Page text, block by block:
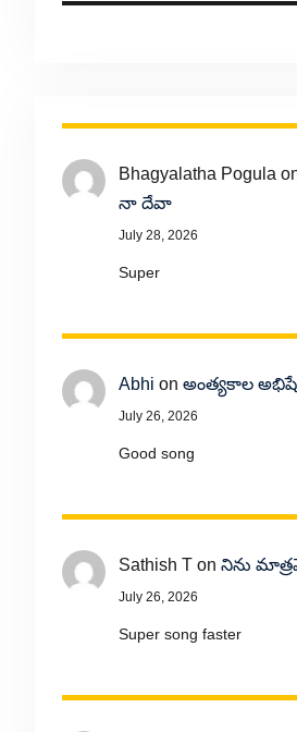
Bhagyalatha Pogula
నా దేవా
July 28, 2026
Super
Abhi on అంత్యకాల
July 26, 2026
Good song
Sathish Ton నిను
July 26, 2026
Super song faster